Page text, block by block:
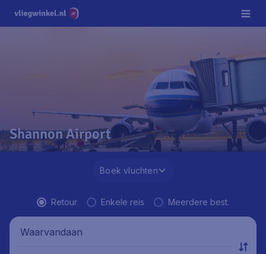
Shannon Airport
Boek vluchten
Retour Enkele reis Meerdere best.
Waarvandaan